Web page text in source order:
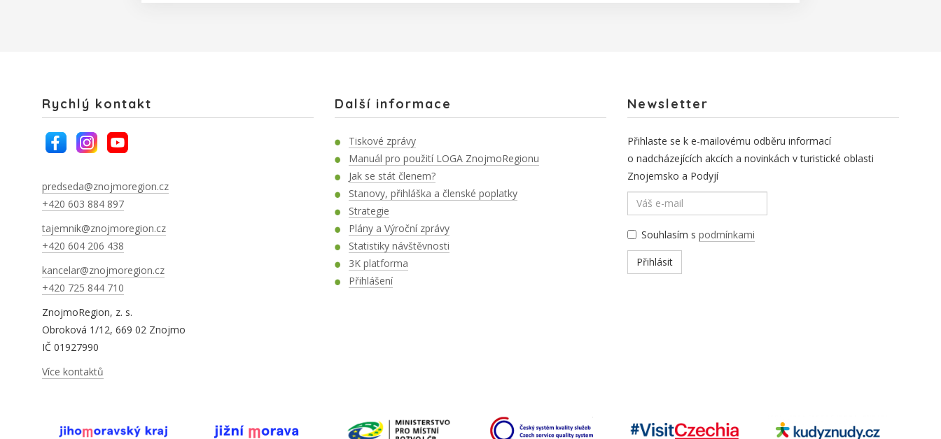
Rychlý kontakt
predseda@znojmoregion.cz
+420 603 884 897
tajemnik@znojmoregion.cz
+420 604 206 438
kancelar@znojmoregion.cz
+420 725 844 710
ZnojmoRegion, z. s.
Obroková 1/12, 669 02 Znojmo
IČ 01927990
Více kontaktů
Další informace
Tiskové zprávy
Manuál pro použití LOGA ZnojmoRegionu
Jak se stát členem?
Stanovy, přihláška a členské poplatky
Strategie
Plány a Výroční zprávy
Statistiky návštěvnosti
3K platforma
Přihlášení
Newsletter
Přihlaste se k e-mailovému odběru informací
o nadcházejících akcích a novinkách v turistické oblasti
Znojemsko a Podyjí
Souhlasím s podmínkami
Přihlásit